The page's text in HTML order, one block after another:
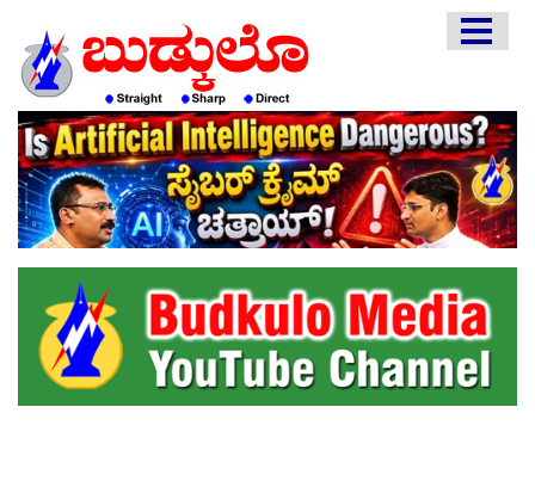
EDITORIAL
ENGLISH
KANNADA
INTERVIEWS
LITERATURE
ENTERTAINMENT
HEALTH